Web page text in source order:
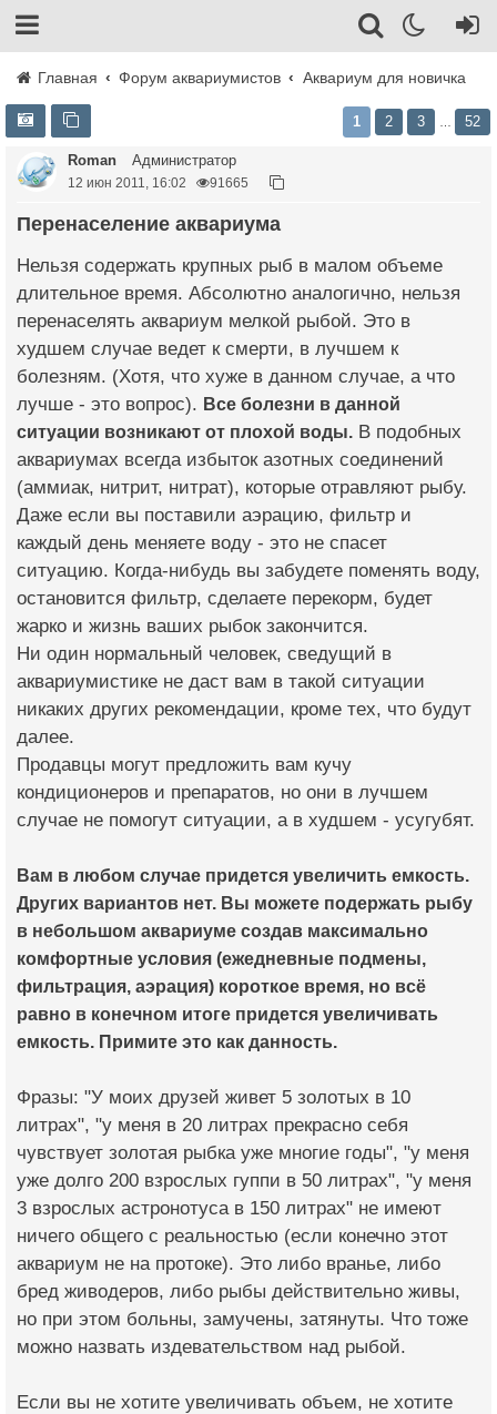
Главная Форум аквариумистов Аквариум для новичка
1 2 3 52
Roman Администратор
12 июн 2011, 16:02 91665
Перенаселение аквариума
Нельзя содержать крупных рыб в малом объеме
длительное время. Абсолютно аналогично, нельзя
перенаселять аквариум мелкой рыбой. Это в
худшем случае ведет к смерти, в лучшем к
болезням. (Хотя, что хуже в данном случае, а что
лучше - это вопрос). Все болезни в данной
ситуации возникают от плохой воды. В подобных
аквариумах всегда избыток азотных соединений
(аммиак, нитрит, нитрат), которые отравляют рыбу.
Даже если вы поставили аэрацию, фильтр и
каждый день меняете воду - это не спасет
ситуацию. Когда-нибудь вы забудете поменять воду,
остановится фильтр, сделаете перекорм, будет
жарко и жизнь ваших рыбок закончится.
Ни один нормальный человек, сведущий в
аквариумистике не даст вам в такой ситуации
никаких других рекомендации, кроме тех, что будут
далее.
Продавцы могут предложить вам кучу
кондиционеров и препаратов, но они в лучшем
случае не помогут ситуации, а в худшем - усугубят.
Вам в любом случае придется увеличить емкость.
Других вариантов нет. Вы можете подержать рыбу
в небольшом аквариуме создав максимально
комфортные условия (ежедневные подмены,
фильтрация, аэрация) короткое время, но всё
равно в конечном итоге придется увеличивать
емкость. Примите это как данность.
Фразы: "У моих друзей живет 5 золотых в 10
литрах", "у меня в 20 литрах прекрасно себя
чувствует золотая рыбка уже многие годы", "у меня
уже долго 200 взрослых гуппи в 50 литрах", "у меня
3 взрослых астронотуса в 150 литрах" не имеют
ничего общего с реальностью (если конечно этот
аквариум не на протоке). Это либо вранье, либо
бред живодеров, либо рыбы действительно живы,
но при этом больны, замучены, затянуты. Что тоже
можно назвать издевательством над рыбой.
Если вы не хотите увеличивать объем, не хотите